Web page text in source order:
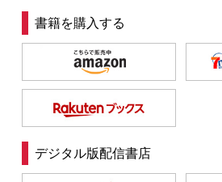
書籍を購入する
デジタル版配信書店